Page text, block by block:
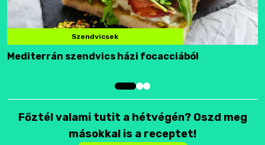
Szendvicsek
Mediterrán szendvics házi focacciából
Főztél valami tutit a hétvégén? Oszd meg
másokkal is a receptet!